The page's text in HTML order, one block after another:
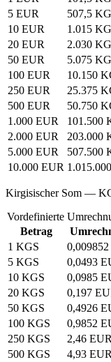
5 EUR
507,5
10 EUR
1.015
20 EUR
2.030
50 EUR
5.075
100 EUR
10.150
250 EUR
25.375
500 EUR
50.750
1.000 EUR
101.500
2.000 EUR
203.000
5.000 EUR
507.500
10.000 EUR
Kirgisischer Som —
Vordefinierte
Betrag
1 KGS
5 KGS
0,0493
10 KGS
0,0985
20 KGS
0,197
50 KGS
0,4926
100 KGS
0,9852
250 KGS
2,46 EUR
500 KGS
4,93 EUR